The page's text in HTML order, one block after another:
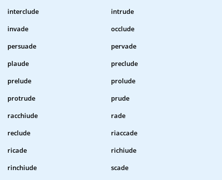
interclude
intrude
invade
occlude
persuade
pervade
plaude
preclude
prelude
prolude
protrude
prude
racchiude
rade
reclude
riaccade
ricade
richiude
rinchiude
scade